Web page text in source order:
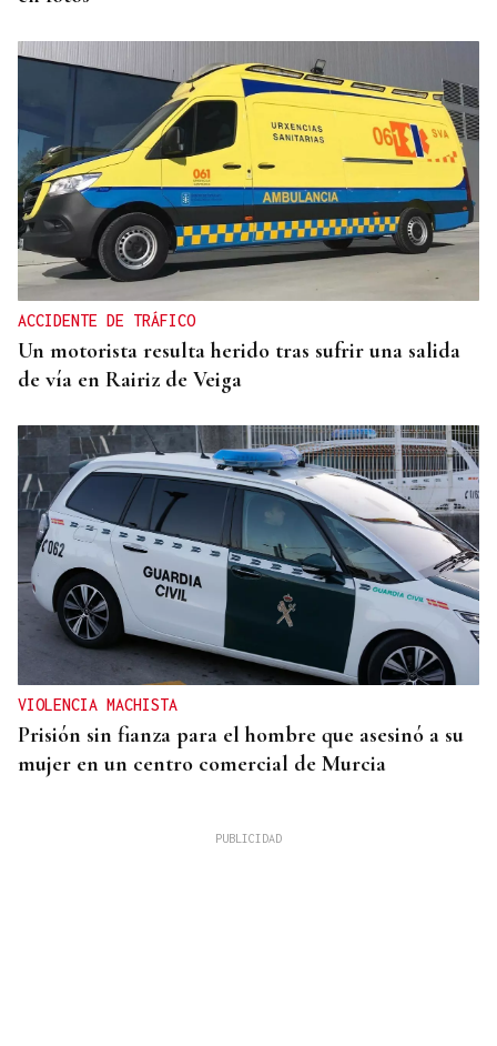
ACCIDENTE DE TRÁFICO
Un motorista resulta herido tras sufrir una salida
de vía en Rairiz de Veiga
VIOLENCIA MACHISTA
Prisión sin fianza para el hombre que asesinó a su
mujer en un centro comercial de Murcia